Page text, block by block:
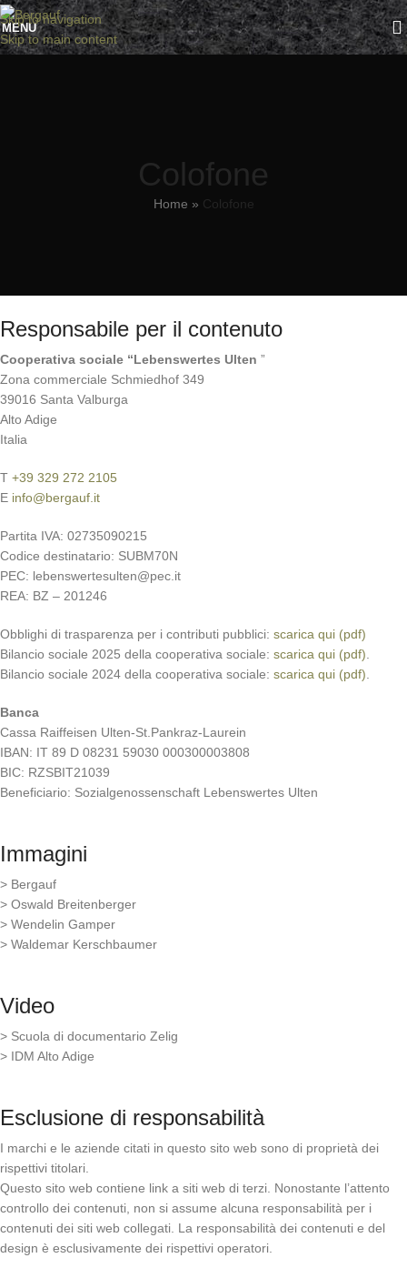
Skip to navigation
Skip to main content
MENU
Colofone
Home » Colofone
Responsabile per il contenuto
Cooperativa sociale “Lebenswertes Ulten ”
Zona commerciale Schmiedhof 349
39016 Santa Valburga
Alto Adige
Italia
T +39 329 272 2105
E info@bergauf.it
Partita IVA: 02735090215
Codice destinatario: SUBM70N
PEC: lebenswertesulten@pec.it
REA: BZ – 201246
Obblighi di trasparenza per i contributi pubblici: scarica qui (pdf)
Bilancio sociale 2025 della cooperativa sociale: scarica qui (pdf)
Bilancio sociale 2024 della cooperativa sociale: scarica qui (pdf)
Banca
Cassa Raiffeisen Ulten-St.Pankraz-Laurein
IBAN: IT 89 D 08231 59030 000300003808
BIC: RZSBIT21039
Beneficiario: Sozialgenossenschaft Lebenswertes Ulten
Immagini
> Bergauf
> Oswald Breitenberger
> Wendelin Gamper
> Waldemar Kerschbaumer
Video
> Scuola di documentario Zelig
> IDM Alto Adige
Esclusione di responsabilità
I marchi e le aziende citati in questo sito web sono di proprietà dei
rispettivi titolari.
Questo sito web contiene link a siti web di terzi. Nonostante l’attento
controllo dei contenuti, non si assume alcuna responsabilità per i
contenuti dei siti web collegati. La responsabilità dei contenuti e del
design è esclusivamente dei rispettivi operatori.